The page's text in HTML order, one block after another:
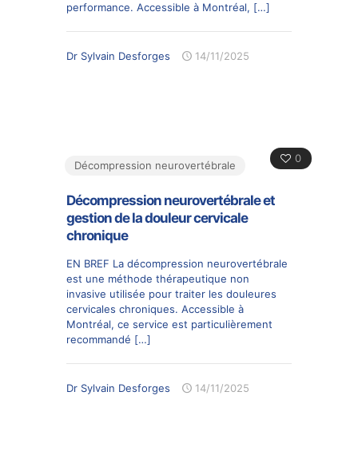
performance. Accessible à Montréal, […]
Dr Sylvain Desforges 14/11/2025
0
Décompression neurovertébrale
Décompression neurovertébrale et
gestion de la douleur cervicale
chronique
EN BREF La décompression neurovertébrale
est une méthode thérapeutique non
invasive utilisée pour traiter les douleures
cervicales chroniques. Accessible à
Montréal, ce service est particulièrement
recommandé […]
Dr Sylvain Desforges 14/11/2025